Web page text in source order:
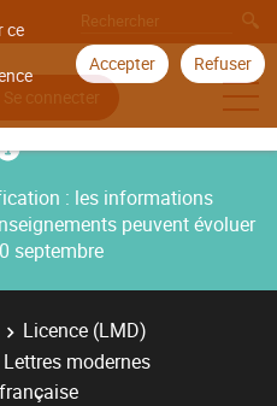
ce
Accepter Refuser
Se connecter
: les informations
peuvent évoluer
septembre
Licence (LMD)
modernes